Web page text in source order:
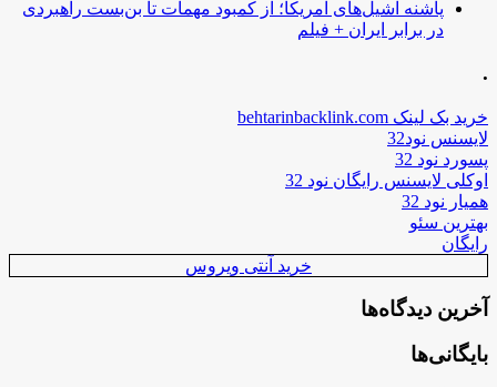
پاشنه آشیل‌های آمریکا؛ از کمبود مهمات تا بن‌بست راهبردی
در برابر ایران + فیلم
.
خرید بک لینک behtarinbacklink.com
لایسنس نود32
پسورد نود 32
اوکلی لایسنس رایگان نود 32
همیار نود 32
بهترین سئو
رایگان
خرید آنتی ویروس
آخرین دیدگاه‌ها
بایگانی‌ها